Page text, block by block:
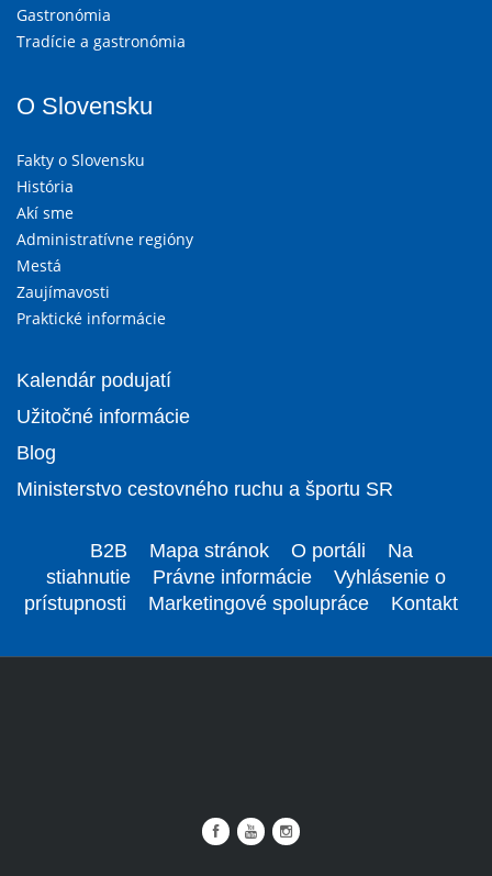
Gastronómia
Tradície a gastronómia
O Slovensku
Fakty o Slovensku
História
Akí sme
Administratívne regióny
Mestá
Zaujímavosti
Praktické informácie
Kalendár podujatí
Užitočné informácie
Blog
Ministerstvo cestovného ruchu a športu SR
B2B Mapa stránok O portáli
Na
stiahnutie
Právne informácie
Vyhlásenie o
prístupnosti
Marketingové spolupráce Kontakt